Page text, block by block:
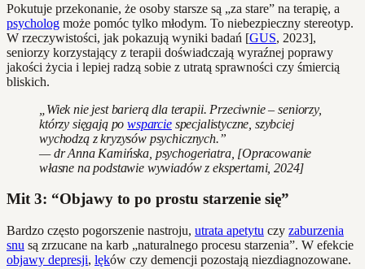
Pokutuje przekonanie, że osoby starsze są „za stare” na terapię, a
psycholog może pomóc tylko młodym. To niebezpieczny stereotyp.
W rzeczywistości, jak pokazują wyniki badań [GUS, 2023],
seniorzy korzystający z terapii doświadczają wyraźnej poprawy
jakości życia i lepiej radzą sobie z utratą sprawności czy śmiercią
bliskich.
„Wiek nie jest barierą dla terapii. Przeciwnie – seniorzy,
którzy sięgają powsparciespecjalistyczne, szybciej
wychodzą z kryzysów psychicznych.”
— dr Anna Kamińska, psychogeriatra, [Opracowanie
własne na podstawie wywiadów z ekspertami, 2024]
Mit 3: “Objawy to po prostu starzenie się”
Bardzo często pogorszenie nastroju, utrata apetytu czy zaburzenia
snu są zrzucane na karb „naturalnego procesu starzenia”. W efekcie
objawy depresji, lęków czy demencji pozostają niezdiagnozowane.